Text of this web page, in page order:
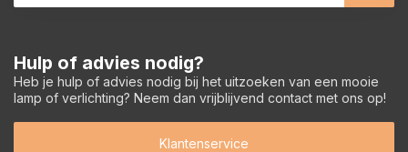
Hulp of advies nodig?
Heb je hulp of advies nodig bij het uitzoeken van een mooie
lamp of verlichting? Neem dan vrijblijvend contact met ons op!
Klantenservice